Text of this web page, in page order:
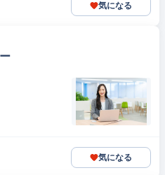
気になる
気になる